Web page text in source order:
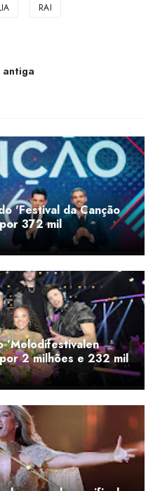
RAI
antiga
'Festival da Canção
372 mil
'Melodifestivalen
2 milhões e 232 mil